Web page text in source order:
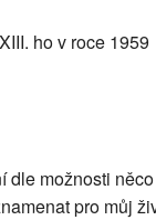
ho v roce 1959
dle možnosti něco
pro můj